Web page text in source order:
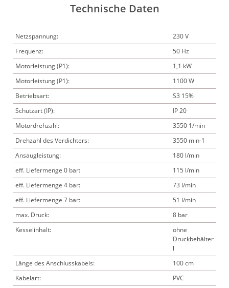
Technische Daten
Netzspannung:
230 V
Frequenz:
50 Hz
Motorleistung (P1):
1,1 kW
Motorleistung (P1):
1100 W
Betriebsart:
S3 15%
Schutzart (IP):
IP 20
Motordrehzahl:
3550 1/min
Drehzahl des Verdichters:
3550 min-1
Ansaugleistung:
180 l/min
eff. Liefermenge 0 bar:
115 l/min
eff. Liefermenge 4 bar:
73 l/min
eff. Liefermenge 7 bar:
51 l/min
max. Druck:
8 bar
Kesselinhalt:
ohne
Druckbehälter
l
Länge des Anschlusskabels:
100 cm
Kabelart:
PVC